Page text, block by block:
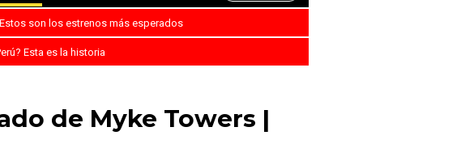
son los estrenos más esperados
Esta es la historia
de Myke Towers |